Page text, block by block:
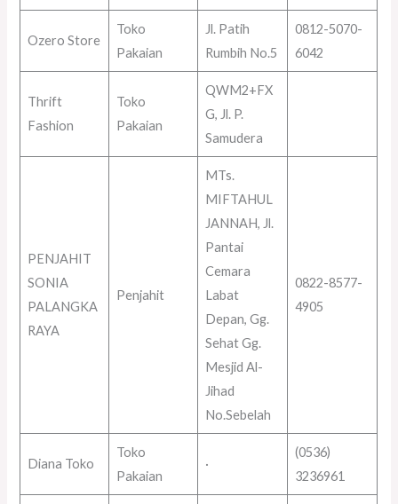
Ozero Store
Toko
Pakaian
Jl. Patih
Rumbih No.5
0812-5070-
6042
Thrift
Fashion
Toko
Pakaian
QWM2+FX
G, Jl. P.
Samudera
PENJAHIT
SONIA
PALANGKA
RAYA
Penjahit
MTs.
MIFTAHUL
JANNAH, Jl.
Pantai
Cemara
Labat
Depan, Gg.
Sehat Gg.
Mesjid Al-
Jihad
No.Sebelah
0822-8577-
4905
Diana Toko
Toko
Pakaian
·
(0536)
3236961